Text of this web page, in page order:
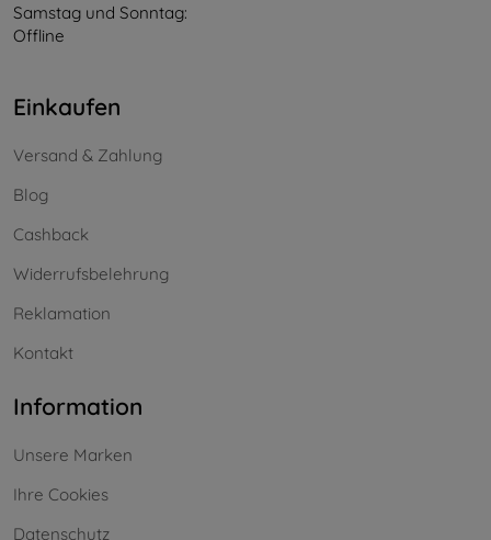
Samstag und Sonntag:
Offline
Einkaufen
Versand & Zahlung
Blog
Cashback
Widerrufsbelehrung
Reklamation
Kontakt
Information
Unsere Marken
Ihre Cookies
Datenschutz